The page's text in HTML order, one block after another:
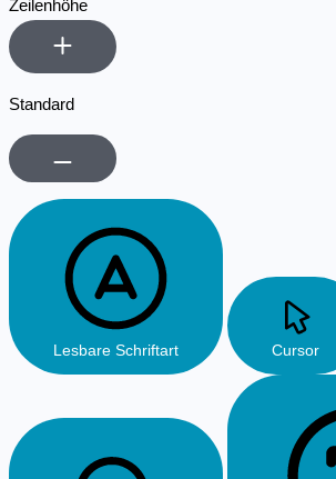
Zeilenhöhe
Standard
Lesbare Schriftart Cursor